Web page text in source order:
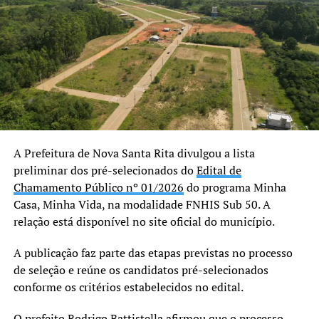
microempreendedores
tenham acesso ao
benefício. A resposta após
o envio das cartas foi
imediata e positiva, com
aumento expressivo nas
inscrições e na taxa de
aptidão. No início, 16% das
inscrições eram aptas,
agora, houve um aumento
para 73%. Isso mostra que
estamos no caminho certo,
ampliando o alcance e
A Prefeitura de Nova Santa Rita divulgou a lista
preliminar dos pré-selecionados doEdital de
Chamamento Público nº 01/2026 do programa Minha
Casa, Minha Vida, na modalidade FNHIS Sub 50. A
relação está disponível no site oficial do município.
A publicação faz parte das etapas previstas no processo
de seleção e reúne os candidatos pré-selecionados
conforme os critérios estabelecidos no edital.